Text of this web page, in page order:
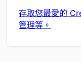
存取您最愛的
管理等。